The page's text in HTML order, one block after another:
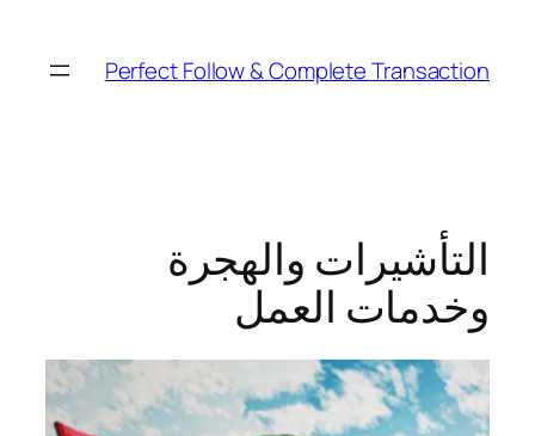
Perfect Follow & Complete Transaction
التأشيرات والهجرة
وخدمات العمل